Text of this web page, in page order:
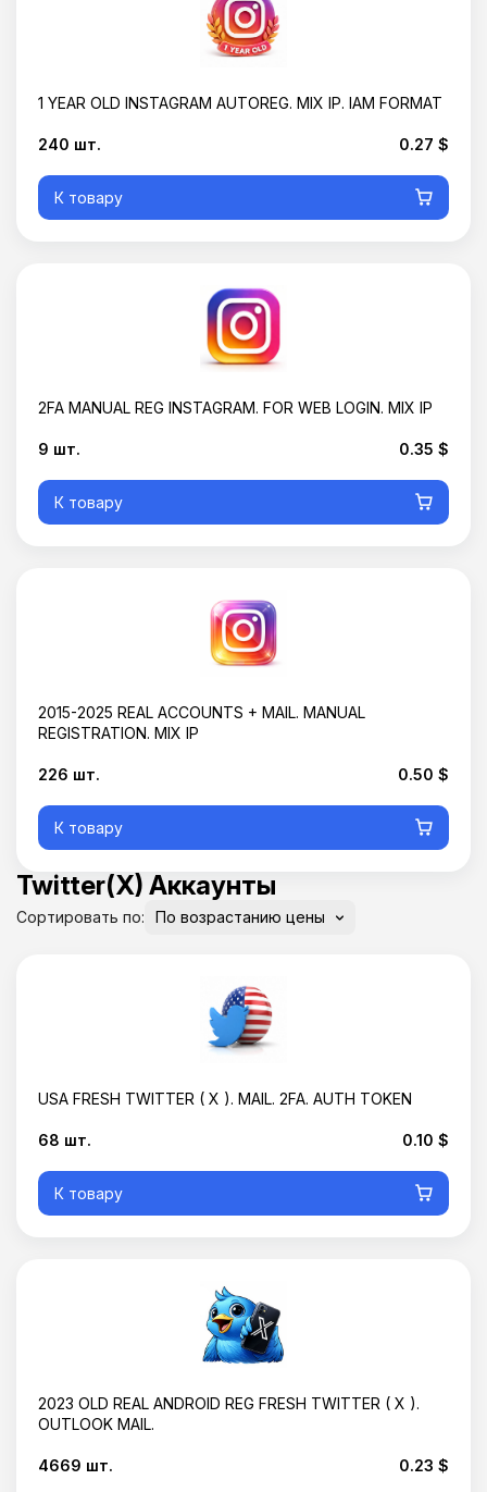
1 YEAR OLD INSTAGRAM AUTOREG. MIX IP. IAM FORMAT
240 шт. 0.27 $
К товару
2FA MANUAL REG INSTAGRAM. FOR WEB LOGIN. MIX IP
9 шт. 0.35 $
К товару
2015-2025 REAL ACCOUNTS + MAIL. MANUAL
REGISTRATION. MIX IP
226 шт. 0.50 $
К товару
Twitter(X) Аккаунты
Сортировать по:
USA FRESH TWITTER ( X ). MAIL. 2FA. AUTH TOKEN
68 шт. 0.10 $
К товару
2023 OLD REAL ANDROID REG FRESH TWITTER ( X ).
OUTLOOK MAIL.
4669 шт. 0.23 $